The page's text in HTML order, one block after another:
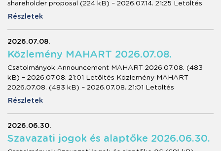
shareholder proposal (224 kB) – 2026.07.14. 21:25 Letöltés
Részletek
2026.07.08.
Közlemény MAHART 2026.07.08.
Csatolmányok Announcement MAHART 2026.07.08. (483
kB) – 2026.07.08. 21:01 Letöltés Közlemény MAHART
2026.07.08. (483 kB) – 2026.07.08. 21:01 Letöltés
Részletek
2026.06.30.
Szavazati jogok és alaptőke 2026.06.30.